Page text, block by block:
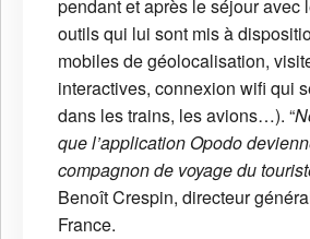
pendant et après le séjour avec
outils qui lui sont mis à
mobiles de géolocalisation,
interactives, connexion wifi qui
dans les trains, les avions…). “
que l’application Opodo
compagnon de voyage du
Benoît Crespin, directeur
France.